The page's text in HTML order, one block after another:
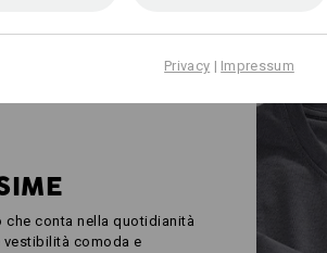
conta nella quotidianità
vestibilità comoda e
Privacy | Impressum